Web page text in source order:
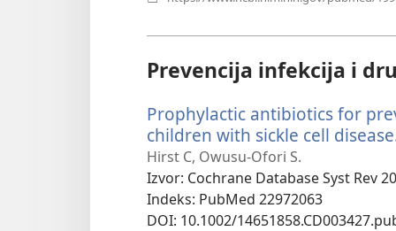
Prevencija infekcija i
Prophylactic antibiotics for
children with sickle cell
Hirst C, Owusu-Ofori S.
Izvor‎: Cochrane Database Syst Rev
Indeks‎: PubMed 22972063
DOI‎: 10.1002/